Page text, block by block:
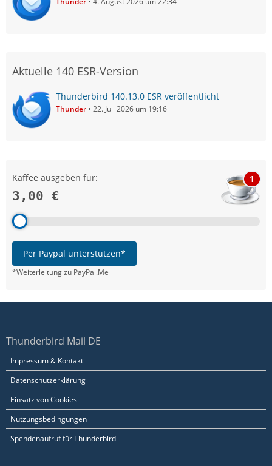
Aktuelle 140 ESR-Version
Thunderbird 140.13.0 ESR veröffentlicht
Thunder 22. Juli 2026 um 19:16
Kaffee ausgeben für:
3,00 €
1
Per Paypal unterstützen*
*Weiterleitung zu PayPal.Me
Thunderbird Mail DE
Impressum & Kontakt
Datenschutzerklärung
Einsatz von Cookies
Nutzungsbedingungen
Spendenaufruf für Thunderbird